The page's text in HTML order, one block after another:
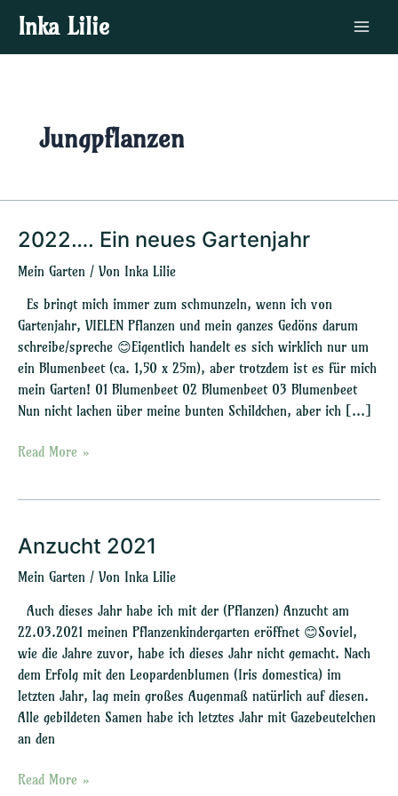
Inhalt
springen
Inka Lilie
Main
Menu
Jungpflanzen
2022…. Ein neues Gartenjahr
Mein Garten / Von Inka Lilie
Es bringt mich immer zum schmunzeln, wenn ich von
Gartenjahr, VIELEN Pflanzen und mein ganzes Gedöns darum
schreibe/spreche 😊Eigentlich handelt es sich wirklich nur um
ein Blumenbeet (ca. 1,50 x 25m), aber trotzdem ist es für mich
mein Garten! 01 Blumenbeet 02 Blumenbeet 03 Blumenbeet
Nun nicht lachen über meine bunten Schildchen, aber ich […]
2022….
neues
Gartenjahr
Read More »
Anzucht 2021
Mein Garten / Von Inka Lilie
Auch dieses Jahr habe ich mit der (Pflanzen) Anzucht am
22.03.2021 meinen Pflanzenkindergarten eröffnet 😊Soviel,
wie die Jahre zuvor, habe ich dieses Jahr nicht gemacht. Nach
dem Erfolg mit den Leopardenblumen (Iris domestica) im
letzten Jahr, lag mein großes Augenmaß natürlich auf diesen.
Alle gebildeten Samen habe ich letztes Jahr mit Gazebeutelchen
an den
Anzucht
Read More »